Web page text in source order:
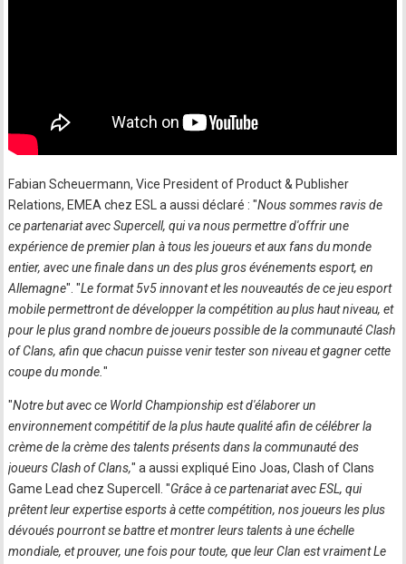
Fabian Scheuermann, Vice President of Product & Publisher
Relations, EMEA chez ESL a aussi déclaré : "Nous sommes ravis de
ce partenariat avec Supercell, qui va nous permettre d'offrir une
expérience de premier plan à tous les joueurs et aux fans du monde
entier, avec une finale dans un des plus gros événements esport, en
Allemagne". "Le format 5v5 innovant et les nouveautés de ce jeu esport
mobile permettront de développer la compétition au plus haut niveau, et
pour le plus grand nombre de joueurs possible de la communauté Clash
of Clans, afin que chacun puisse venir tester son niveau et gagner cette
coupe du monde."
"Notre but avec ce World Championship est d'élaborer un
environnement compétitif de la plus haute qualité afin de célébrer la
crème de la crème des talents présents dans la communauté des
joueurs Clash of Clans," a aussi expliqué Eino Joas, Clash of Clans
Game Lead chez Supercell. "Grâce à ce partenariat avec ESL, qui
prêtent leur expertise esports à cette compétition, nos joueurs les plus
dévoués pourront se battre et montrer leurs talents à une échelle
mondiale, et prouver, une fois pour toute, que leur Clan est vraiment Le